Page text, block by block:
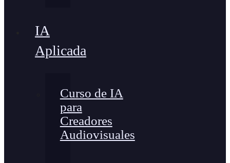
IA
Aplicada
Curso de IA
para
Creadores
Audiovisuales